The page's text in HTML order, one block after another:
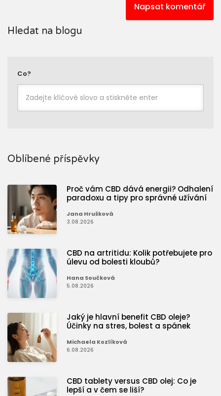
Napsat komentář
Hledat na blogu
Co?
Oblíbené příspěvky
Proč vám CBD dává energii? Odhalení
paradoxu a tipy pro správné užívání
Jana Hrušková
3.08.2026
CBD na artritidu: Kolik potřebujete pro
úlevu od bolesti kloubů?
Hana Součková
5.08.2026
Jaký je hlavní benefit CBD oleje?
Účinky na stres, bolest a spánek
Michaela Kozlíková
6.08.2026
CBD tablety versus CBD olej: Co je
lepší a v čem se liší?